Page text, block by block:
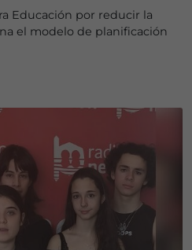
Educación por reducir la
el modelo de planificación